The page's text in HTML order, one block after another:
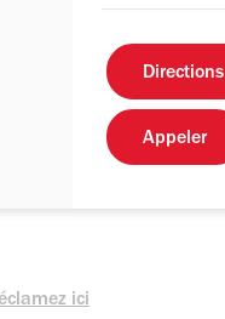
Directions
Appeler
ici